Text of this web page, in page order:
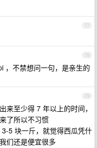
77
78
，不禁想问一句，是亲生的
79
来至少得 7 年以上的时间，
了所以不习惯
5 块一斤，就觉得西瓜凭什
们还是便宜很多